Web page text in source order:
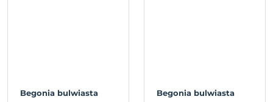
Begonia bulwiasta
Begonia bulwiasta